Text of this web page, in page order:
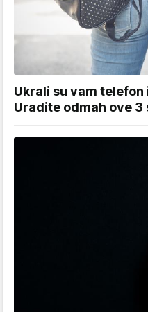
Ukrali su vam
Uradite odmah ove 3